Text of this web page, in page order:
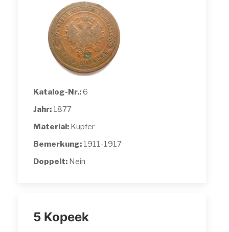
Katalog-Nr.:6
Jahr: 1877
Material: Kupfer
Bemerkung: 1911-1917
Doppelt: Nein
5 Kopeek